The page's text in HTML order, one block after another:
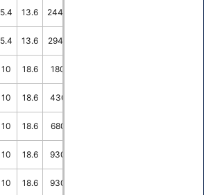
5.4 13.6 2440
5.4 13.6 2940
10 18.6 180
10 18.6 430
10 18.6 680
10 18.6 930
10 18.6 930